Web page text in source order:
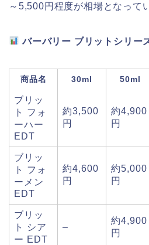
～5,500円程度が相場となって
バーバリー ブリットシリー
商品名 30ml 50ml
ブリッ
ト フォ
ーハー
EDT
約3,500
円
約4,900
円
ブリッ
ト フォ
ーメン
EDT
約4,600
円
約5,000
円
ブリッ
ト シア
ー EDT
–
約4,900
円